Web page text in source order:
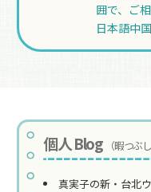
囲で、ご
日本語中
個人 Blog （暇つぶ
真実子の新・台北